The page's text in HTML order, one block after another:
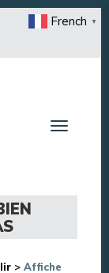
French ▼
Toggle
> Affiche